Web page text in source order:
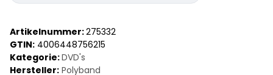
Artikelnummer:275332
GTIN: 4006448756215
Kategorie:DVD's
Hersteller: Polyband